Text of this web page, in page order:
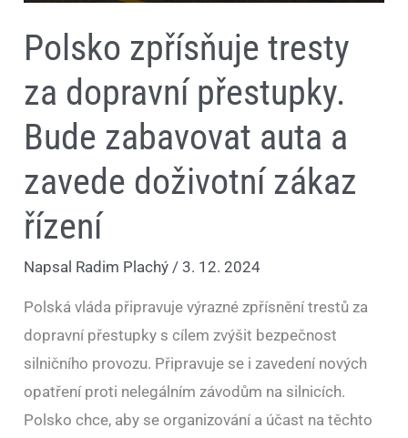
Polsko zpřísňuje tresty
za dopravní přestupky.
Bude zabavovat auta a
zavede doživotní zákaz
řízení
Napsal Radim Plachý/3. 12. 2024
Polská vláda připravuje výrazné zpřísnění trestů za
dopravní přestupky s cílem zvýšit bezpečnost
silničního provozu. Připravuje se i zavedení nových
opatření proti nelegálním závodům na silnicích.
Polsko chce, aby se organizování a účast na těchto